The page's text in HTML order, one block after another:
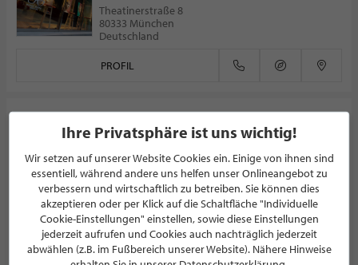
Theatinerstraße 8
80333 München
Deutschland
PROFIL
Hausmann Optik - Gutes. Gesundes. Sehen.
5.0/5.0(13)
Mittelstraße 54
32657 Lemgo
Deutschland
PROFIL
Ihre Privatsphäre ist uns wichtig!
Wir setzen auf unserer Website Cookies ein. Einige von ihnen sind
essentiell, während andere uns helfen unser Onlineangebot zu
verbessern und wirtschaftlich zu betreiben. Sie können dies
akzeptieren oder per Klick auf die Schaltfläche "Individuelle
Cookie-Einstellungen" einstellen, sowie diese Einstellungen
jederzeit aufrufen und Cookies auch nachträglich jederzeit
abwählen (z.B. im Fußbereich unserer Website). Nähere Hinweise